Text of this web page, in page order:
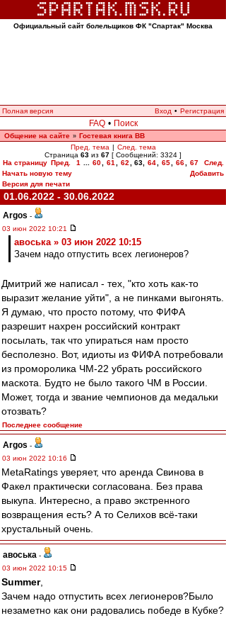
Официальный сайт болельщиков ФК "Спартак" Москва
Полная версия Вход • Регистрация
FAQ • Поиск
Общение на сайте » Гостевая книга ВВ
Пред. тема | След. тема
Страница 63 из 67 [ Сообщений: 3324 ]
На страницу Пред. 1 60 61 62 63, 64 65 66 67
След.
Начать новую тему
Добавить
Версия для печати
01.06.2022 - 30.06.2022
Argos -
03 июн 2022 10:21
авоська » 03 июн 2022 10:15
Зачем надо отпустить всех легионеров?
Дмитрий же написал - тех, "кто хоть как-то
выразит желание уйти", а не пинками выгонять.
Я думаю, что просто потому, что ФИФА
разрешит нахрен российский контракт
посылать, так что упираться нам просто
бесполезно. Вот, идиоты из ФИФА потребовали
из проморолика ЧМ-22 убрать российского
маскота. Будто не было такого ЧМ в России.
Может, тогда и звание чемпионов да медальки
отозвать?
Последнее сообщение
Argos -
03 июн 2022 10:16
MetaRatings уверяет, что аренда Свинова в
Факел практически согласована. Без права
выкупа. Интересно, а право экстренного
возвращения есть? А то Селихов всё-таки
хрустальный очень.
авоська -
03 июн 2022 10:15
Summer,
Зачем надо отпустить всех легионеров?Было
незаметно как они радовались победе в Кубке?